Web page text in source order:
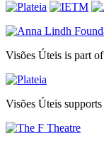
Visões Úteis is part of
Visões Úteis supports